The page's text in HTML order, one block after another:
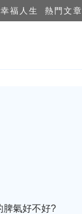
幸福人生 熱門文章
脾氣好不好?